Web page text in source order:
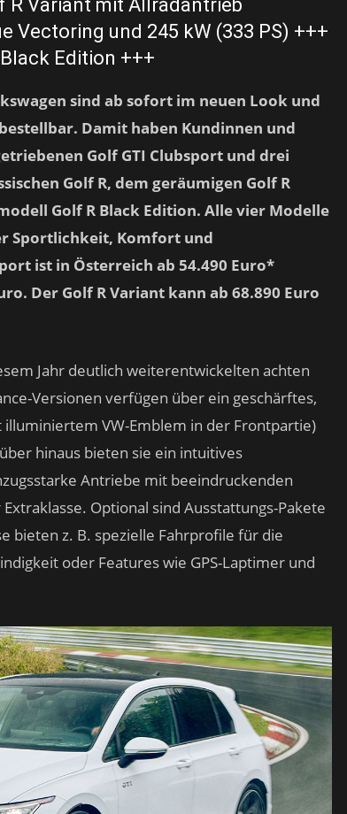
R Variant mit Allradantrieb
Vectoring und 245 kW (333 PS) +++
Edition +++
sind ab sofort im neuen Look und
Damit haben Kundinnen und
Golf GTI Clubsport und drei
Golf R, dem geräumigen Golf R
Golf R Black Edition. Alle vier Modelle
Sportlichkeit, Komfort und
ist in Österreich ab 54.490 Euro*
Der Golf R Variant kann ab 68.890 Euro
Jahr deutlich weiterentwickelten achten
Versionen verfügen über ein geschärftes,
VW-Emblem in der Frontpartie)
hinaus bieten sie ein intuitives
Antriebe mit beeindruckenden
Optional sind Ausstattungs-Pakete
bieten z. B. spezielle Fahrprofile für die
oder Features wie GPS-Laptimer und